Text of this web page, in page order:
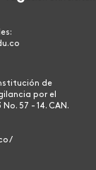
de
por el
57 - 14. CAN.